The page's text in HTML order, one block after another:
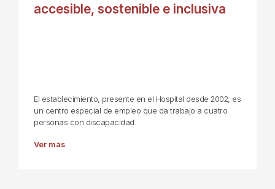
accesible, sostenible e inclusiva
El establecimiento, presente en el Hospital desde 2002, es
un centro especial de empleo que da trabajo a cuatro
personas con discapacidad.
Ver más